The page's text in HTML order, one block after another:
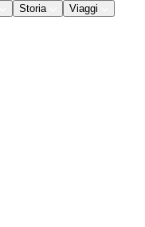
Storia Viaggi